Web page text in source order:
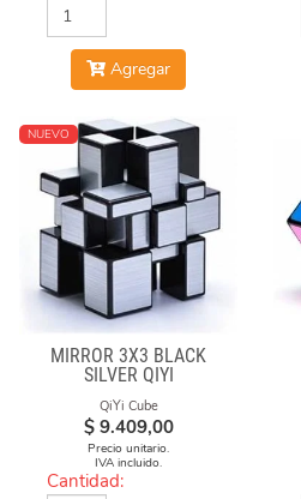
Agregar
NUEVO
MIRROR 3X3 BLACK
SILVER QIYI
QiYi Cube
$ 9.409,00
Precio unitario.
IVA incluido.
Cantidad: